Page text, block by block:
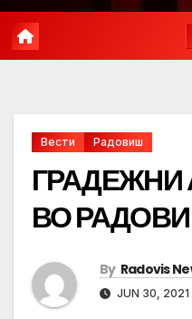
Вести Радовиш
ГРАДЕЖНИ
ВО
By Radovis
JUN 30, 2021